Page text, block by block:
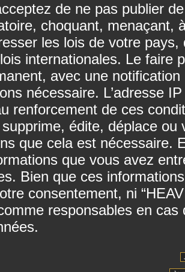
de ne pas publier
choquant, menaçant,
les lois de votre pays,
internationales. Le faire
avec une
nécessaire. L’adresse
renforcement de ces
supprime, édite, déplace
que cela est nécessaire.
que vous avez
Bien que ces
consentement, ni
responsables en